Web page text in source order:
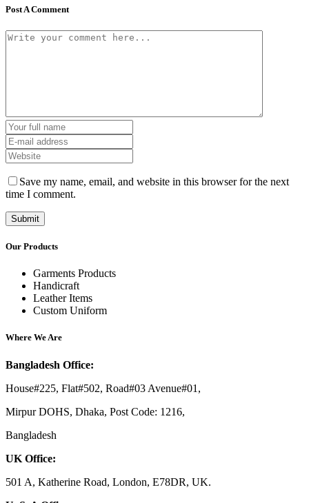
Post A Comment
Save my name, email, and website in this browser for the next
time I comment.
Our Products
Garments Products
Handicraft
Leather Items
Custom Uniform
Where We Are
Bangladesh Office:
House#225, Flat#502, Road#03 Avenue#01,
Mirpur DOHS, Dhaka, Post Code: 1216,
Bangladesh
UK Office:
501 A, Katherine Road, London, E78DR, UK.